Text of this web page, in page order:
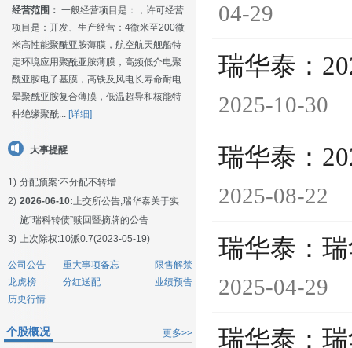
经营范围： 一般经营项目是：，许可经营
项目是：开发、生产经营：4微米至200微
米高性能聚酰亚胺薄膜，航空航天舰船特
定环境应用聚酰亚胺薄膜，高频低介电聚
酰亚胺电子基膜，高铁及风电长寿命耐电
晕聚酰亚胺复合薄膜，低温超导和核能特
种绝缘聚酰... [详细]
大事提醒
1) 分配预案:不分配不转增
2) 2026-06-10:上交所公告,瑞华泰关于实
施“瑞科转债”赎回暨摘牌的公告
3) 上次除权:10派0.7(2023-05-19)
公司公告 重大事项备忘
限售解禁
龙虎榜
分红送配
业绩预告
历史行情
更多>>
个股概况
04-29
瑞华泰：
2025-10-30
瑞华泰：
2025-08-22
瑞华泰：
2025-04-29
瑞华泰：